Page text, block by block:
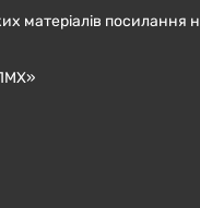
матеріалів посилання